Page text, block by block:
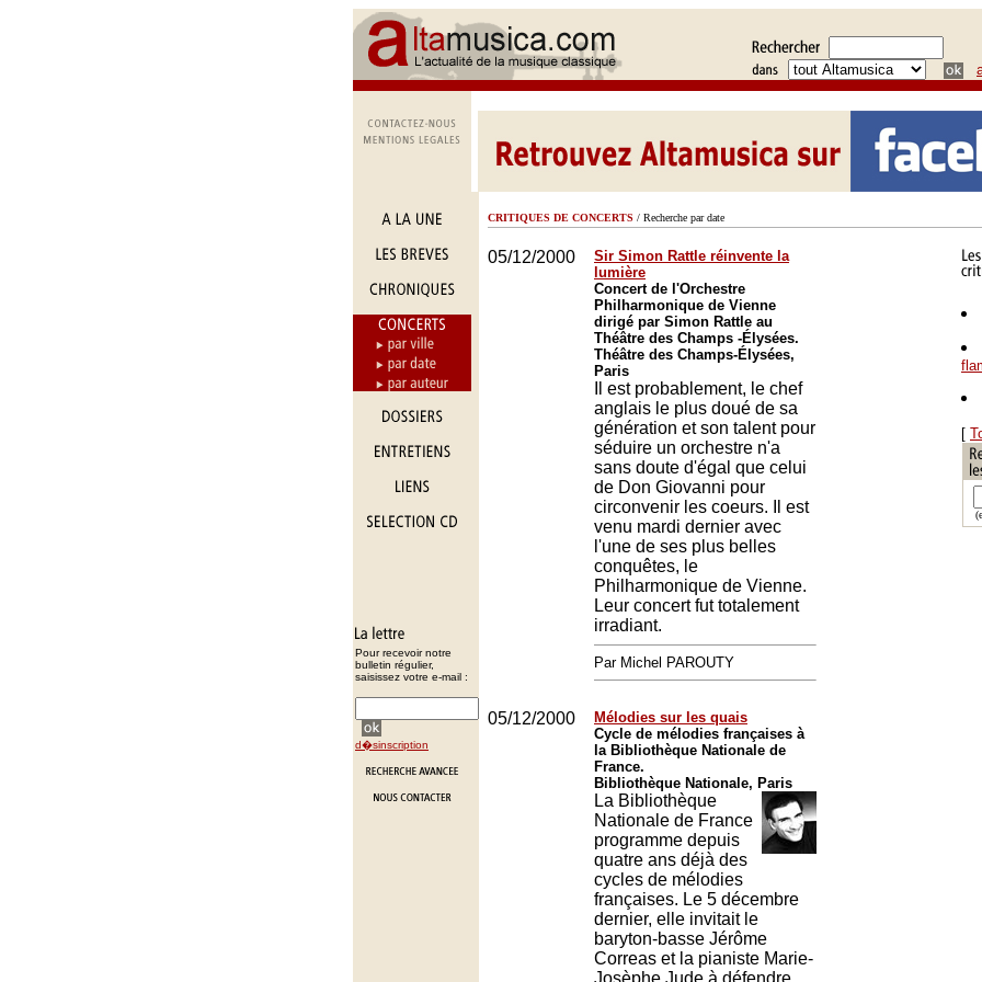
Pour recevoir notre
bulletin régulier,
saisissez votre e-mail :
d�sinscription
CRITIQUES DE CONCERTS / Recherche par date
05/12/2000
Sir Simon Rattle réinvente la
lumière
Concert de l'Orchestre
Philharmonique de Vienne
dirigé par Simon Rattle au
Théâtre des Champs -Élysées.
Théâtre des Champs-Élysées,
Paris
Il est probablement, le chef
anglais le plus doué de sa
génération et son talent pour
séduire un orchestre n'a
sans doute d'égal que celui
de Don Giovanni pour
circonvenir les coeurs. Il est
venu mardi dernier avec
l'une de ses plus belles
conquêtes, le
Philharmonique de Vienne.
Leur concert fut totalement
irradiant.
Par Michel PAROUTY
05/12/2000
Mélodies sur les quais
Cycle de mélodies françaises à
la Bibliothèque Nationale de
France.
Bibliothèque Nationale, Paris
La Bibliothèque
Nationale de France
programme depuis
quatre ans déjà des
cycles de mélodies
françaises. Le 5 décembre
dernier, elle invitait le
baryton-basse Jérôme
Correas et la pianiste Marie-
Josèphe Jude à défendre
[